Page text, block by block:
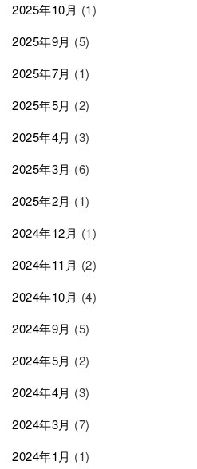
2025年10月 (1)
2025年9月 (5)
2025年7月 (1)
2025年5月 (2)
2025年4月 (3)
2025年3月 (6)
2025年2月 (1)
2024年12月 (1)
2024年11月 (2)
2024年10月 (4)
2024年9月 (5)
2024年5月 (2)
2024年4月 (3)
2024年3月 (7)
2024年1月 (1)